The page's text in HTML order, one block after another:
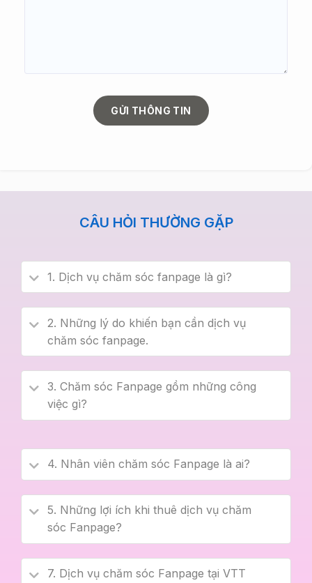
GỬI THÔNG TIN
CÂU HỎI THƯỜNG GẶP
1. Dịch vụ chăm sóc fanpage là gì?
2. Những lý do khiến bạn cần dịch vụ
chăm sóc fanpage.
3. Chăm sóc Fanpage gồm những công
việc gì?
4. Nhân viên chăm sóc Fanpage là ai?
5. Những lợi ích khi thuê dịch vụ chăm
sóc Fanpage?
7. Dịch vụ chăm sóc Fanpage tại VTT